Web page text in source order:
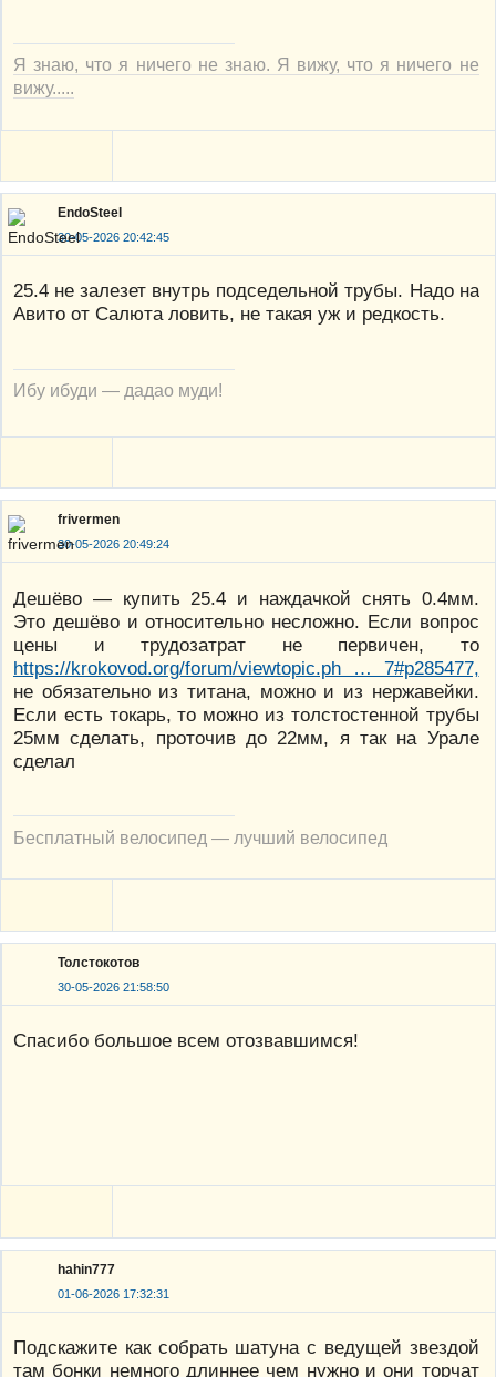
Я знаю, что я ничего не знаю. Я вижу, что я ничего не
вижу.....
EndoSteel
30-05-2026 20:42:45
25.4 не залезет внутрь подседельной трубы. Надо на
Авито от Салюта ловить, не такая уж и редкость.
Ибу ибуди — дадао муди!
frivermen
30-05-2026 20:49:24
Дешёво — купить 25.4 и наждачкой снять 0.4мм.
Это дешёво и относительно несложно. Если вопрос
цены и трудозатрат не первичен, то
https://krokovod.org/forum/viewtopic.ph … 7#p285477,
не обязательно из титана, можно и из нержавейки.
Если есть токарь, то можно из толстостенной трубы
25мм сделать, проточив до 22мм, я так на Урале
сделал
Бесплатный велосипед — лучший велосипед
Толстокотов
30-05-2026 21:58:50
Спасибо большое всем отозвавшимся!
hahin777
01-06-2026 17:32:31
Подскажите как собрать шатуна с ведущей звездой
там бонки немного длиннее чем нужно и они торчат